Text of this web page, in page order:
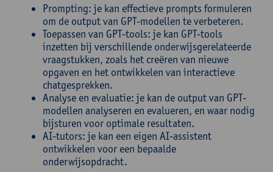
Prompting: je kan effectieve prompts formuleren
om de output van GPT-modellen te verbeteren.
Toepassen van GPT-tools: je kan GPT-tools
inzetten bij verschillende onderwijsgerelateerde
vraagstukken, zoals het creëren van nieuwe
opgaven en het ontwikkelen van interactieve
chatgesprekken.
Analyse en evaluatie: je kan de output van GPT-
modellen analyseren en evalueren, en waar nodig
bijsturen voor optimale resultaten.
AI-tutors: je kan een eigen AI-assistent
ontwikkelen voor een bepaalde
onderwijsopdracht.